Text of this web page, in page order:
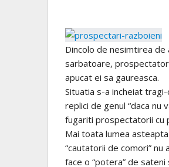
Dincolo de nesimtirea
sarbatoare,
apucat ei sa gaureasca.
Situatia s-a incheiat
replici de genul “daca nu
fugariti prospectatorii cu
Mai toata lumea
“cautatorii de comori”
face o “potera” de